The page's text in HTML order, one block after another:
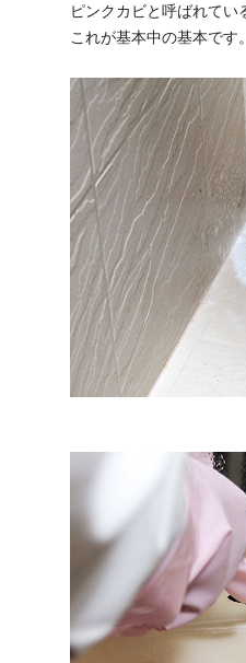
ピンクカビと呼ばれてい
これが基本中の基本です。